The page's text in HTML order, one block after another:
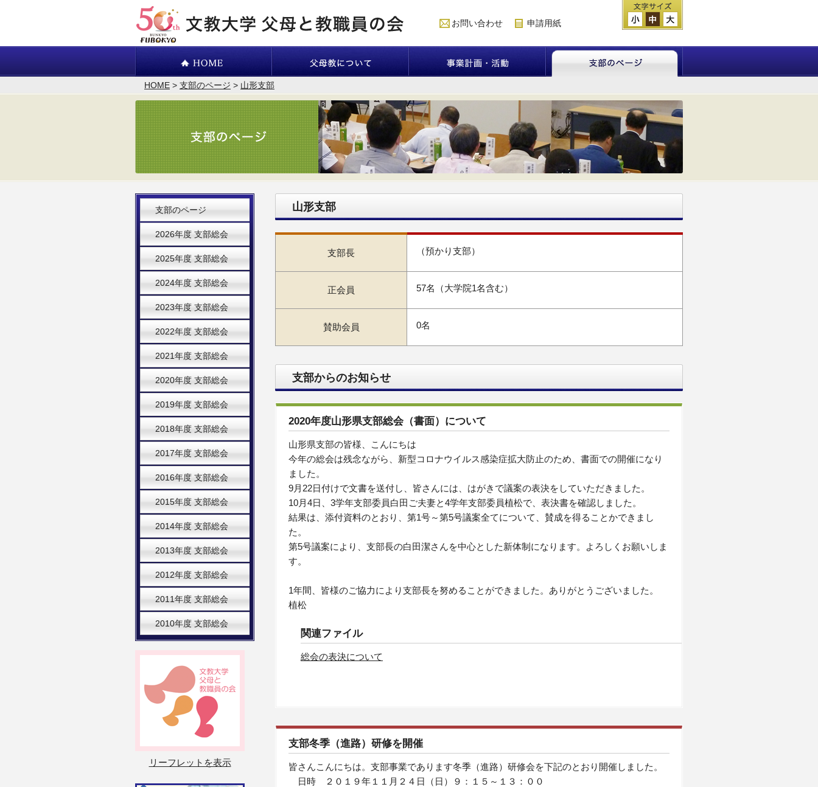
お問い合わせ 申請用紙
HOME > 支部のページ > 山形支部
支部のページ
2026年度 支部総会
2025年度 支部総会
2024年度 支部総会
2023年度 支部総会
2022年度 支部総会
2021年度 支部総会
2020年度 支部総会
2019年度 支部総会
2018年度 支部総会
2017年度 支部総会
2016年度 支部総会
2015年度 支部総会
2014年度 支部総会
2013年度 支部総会
2012年度 支部総会
2011年度 支部総会
2010年度 支部総会
リーフレットを表示
山形支部
支部長 （預かり支部）
正会員 57名（大学院1名含む）
賛助会員 0名
支部からのお知らせ
2020年度山形県支部総会（書面）について
山形県支部の皆様、こんにちは
今年の総会は残念ながら、新型コロナウイルス感染症拡大防止のため、書面での開催になり
ました。
9月22日付けで文書を送付し、皆さんには、はがきで議案の表決をしていただきました。
10月4日、3学年支部委員白田ご夫妻と4学年支部委員植松で、表決書を確認しました。
結果は、添付資料のとおり、第1号～第5号議案全てについて、賛成を得ることかできまし
た。
第5号議案により、支部長の白田潔さんを中心とした新体制になります。よろしくお願いしま
す。
1年間、皆様のご協力により支部長を努めることができました。ありがとうございました。
植松
関連ファイル
総会の表決について
支部冬季（進路）研修を開催
皆さんこんにちは。支部事業であります冬季（進路）研修会を下記のとおり開催しました。
日時 ２０１９年１１月２４日（日）９：１５～１３：００